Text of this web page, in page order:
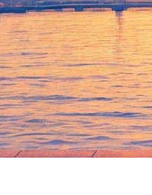
нору" в